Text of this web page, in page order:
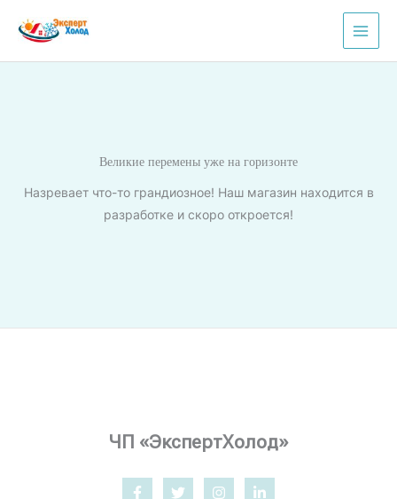
Великие перемены уже на горизонте
Назревает что-то грандиозное! Наш магазин находится в
разработке и скоро откроется!
ЧП «ЭкспертХолод»